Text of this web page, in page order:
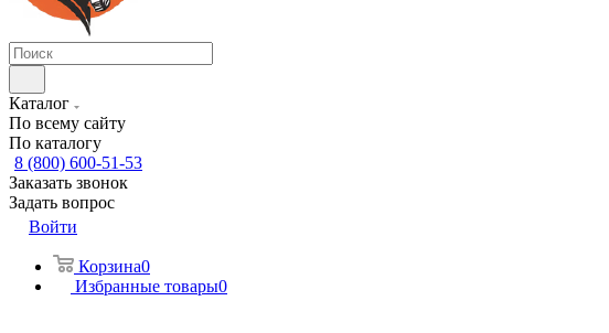
Каталог
По всему сайту
По каталогу
8 (800) 600-51-53
Заказать звонок
Задать вопрос
Войти
Корзина0
Избранные товары0